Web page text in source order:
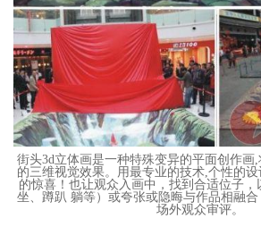
街头3d立体画是一种特殊变异的平面创作画
的三维视觉效果。用最专业的技术,个性的
的惊喜！也让观众入画中，找到合适位子，
坐、蹲趴 躺等）或夸张或隐晦与作品相融
场外观众审评。